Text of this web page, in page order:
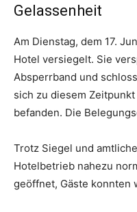
Gelassenheit
Am Dienstag, dem 17.
Hotel versiegelt. Sie
Absperrband und
sich zu diesem
befanden. Die
Trotz Siegel und
Hotelbetrieb nahezu
geöffnet, Gäste konnten